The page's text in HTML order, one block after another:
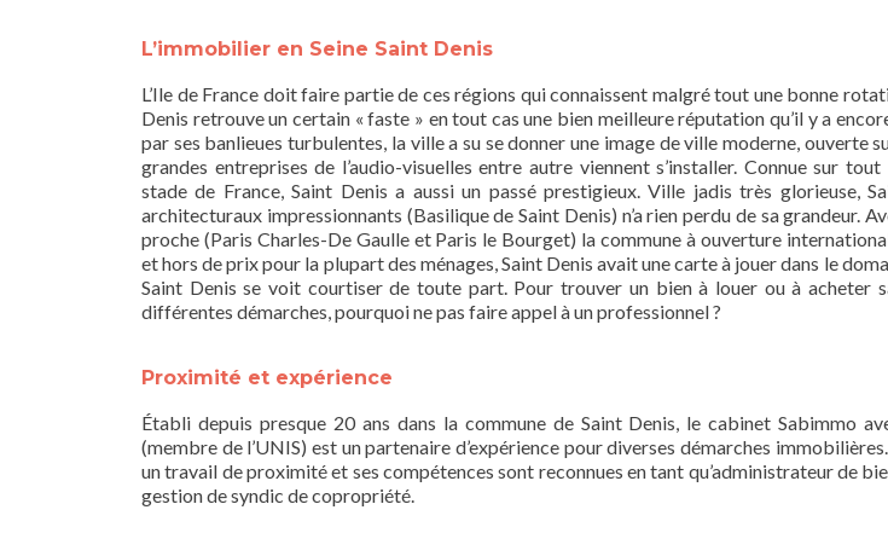
L’immobilier en Seine Saint Denis
L’Ile de France doit faire partie de ces régions qui connaissent malgré tout une bonne
Denis retrouve un certain « faste » en tout cas une bien meilleure réputation qu’il y a
par ses banlieues turbulentes, la ville a su se donner une image de ville moderne, ouverte
grandes entreprises de l’audio-visuelles entre autre viennent s’installer. Connue sur
stade de France, Saint Denis a aussi un passé prestigieux. Ville jadis très glorieuse,
architecturaux impressionnants (Basilique de Saint Denis) n’a rien perdu de sa grandeur.
proche (Paris Charles-De Gaulle et Paris le Bourget) la commune à ouverture
et hors de prix pour la plupart des ménages, Saint Denis avait une carte à jouer dans le
Saint Denis se voit courtiser de toute part. Pour trouver un bien à louer ou à acheter
différentes démarches, pourquoi ne pas faire appel à un professionnel ?
Proximité et expérience
Établi depuis presque 20 ans dans la commune de Saint Denis, le cabinet Sabimmo
(membre de l’UNIS) est un partenaire d’expérience pour diverses démarches
un travail de proximité et ses compétences sont reconnues en tant qu’administrateur de
gestion de syndic de copropriété.